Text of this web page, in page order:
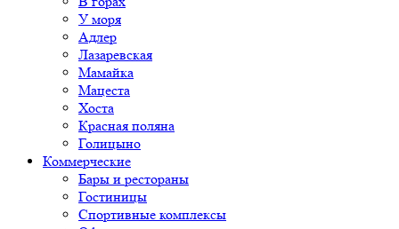
У моря
Адлер
Лазаревская
Мамайка
Мацеста
Хоста
Красная поляна
Голицыно
Коммерческие
Бары и рестораны
Гостиницы
Спортивные комплексы